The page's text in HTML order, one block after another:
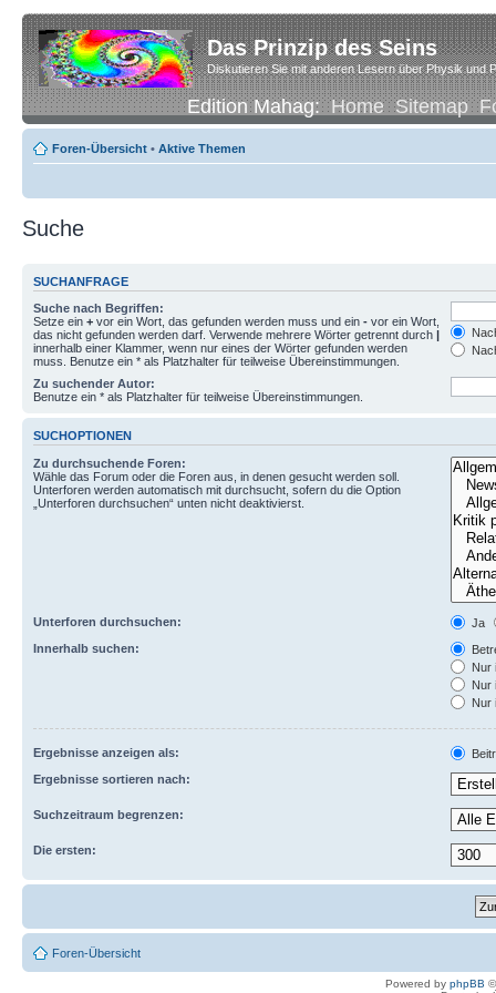
Das Prinzip des Seins
Diskutieren Sie mit anderen Lesern über Physik und
Edition Mahag:Home Sitemap
Foren-Übersicht • Aktive Themen
Suche
SUCHANFRAGE
Suche nach Begriffen:
Setze ein + vor ein Wort, das gefunden werden muss und ein - vor ein Wort,
das nicht gefunden werden darf. Verwende mehrere Wörter getrennt durch |
innerhalb einer Klammer, wenn nur eines der Wörter gefunden werden
muss. Benutze ein * als Platzhalter für teilweise Übereinstimmungen.
Zu suchender Autor:
Benutze ein * als Platzhalter für teilweise Übereinstimmungen.
SUCHOPTIONEN
Zu durchsuchende Foren:
Wähle das Forum oder die Foren aus, in denen gesucht werden soll.
Unterforen werden automatisch mit durchsucht, sofern du die Option
„Unterforen durchsuchen“ unten nicht deaktivierst.
Unterforen durchsuchen:
Ja
Innerhalb suchen:
Nur
Nur
Nur
Ergebnisse anzeigen als:
Ergebnisse sortieren nach:
Suchzeitraum begrenzen:
Die ersten:
Foren-Übersicht
Powered by phpBB